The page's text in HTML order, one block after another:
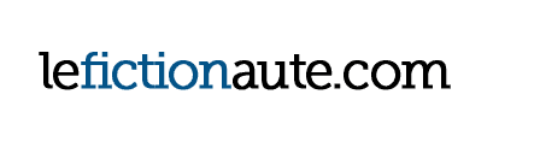
contenu